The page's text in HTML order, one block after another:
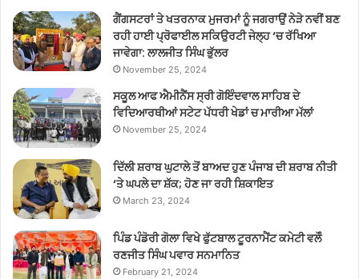
ਗੈਂਗਸਟਰਾਂ ਤੇ ਖਤਰਨਾਕ ਮੁਜਰਮਾਂ ਨੂੰ ਜਗਰਾਉਂ ਨੇੜੇ ਨਵੀਂ ਬਣ
ਰਹੀ ਹਾਈ ਪ੍ਰੋਫਾਈਲ ਸਕਿਉਰਟੀ ਜੇਲ੍ਹ ‘ਚ ਰੱਖਿਆ
ਜਾਵੇਗਾ: ਲਾਲਜੀਤ ਸਿੰਘ ਭੁੱਲਰ
November 25, 2024
ਸਕੂਲ ਆਫ ਐਮੀਨੈਂਸ ਸ੍ਰੀ ਗੋਇੰਦਵਾਲ ਸਾਹਿਬ ਦੇ
ਵਿਦਿਆਰਥੀਆਂ ਸਟੇਟ ਪੱਧਰੀ ਖੇਡਾਂ ਚ ਮਾਰੀਆ ਮੱਲਾਂ
November 25, 2024
ਦਿੱਲੀ ਸ਼ਰਾਬ ਘੁਟਾਲੇ ਤੋਂ ਬਾਅਦ ਹੁਣ ਪੰਜਾਬ ਦੀ ਸ਼ਰਾਬ ਨੀਤੀ
‘ਤੇ ਘਪਲੇ ਦਾ ਸ਼ੱਕ; ਹੋਣ ਜਾ ਰਹੀ ਸ਼ਿਕਾਇਤ
March 23, 2024
ਪਿੰਡ ਪੰਡੋਰੀ ਗੋਲਾ ਵਿਖੇ ਫੁੱਟਬਾਲ ਟੂਰਨਾਮੈਂਟ ਕਮੇਟੀ ਵਲੋੰ
ਰਣਜੀਤ ਸਿੰਘ ਪਵਾਰ ਸਨਮਾਨਿਤ
February 21, 2024